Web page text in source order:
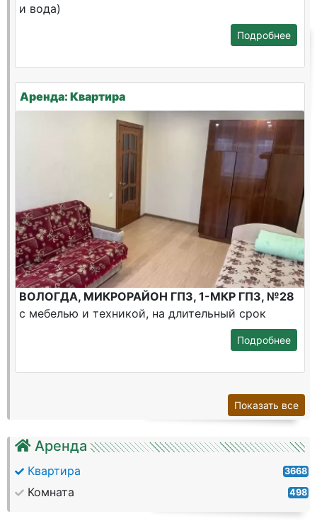
Аренда
Квартира 3668
Комната 498
и вода)
Подробнее
Аренда: Квартира
ВОЛОГДА, МИКРОРАЙОН ГПЗ, 1-МКР ГПЗ, №28
с мебелью и техникой, на длительный срок
Подробнее
Показать все